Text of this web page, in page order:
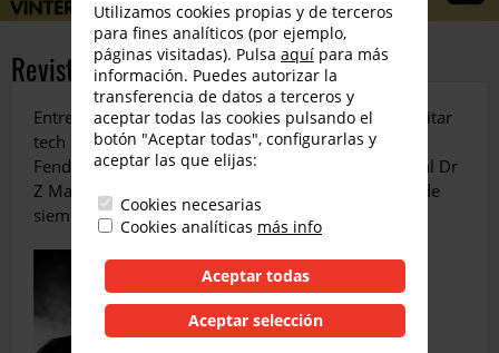
Revista número 57
Entrevistamos a Javier Vargas y a Javier Sánchez, guitar
tech de Fender. Revisamos las nuevas Guild D-40 y
Fender American Pro Jaguar. Le damos una vuelta al Dr
Z Maz 18 y el Mu-Tron III. Más todas las secciones de
siempre. Disfrútalo.
Utilizamos cookies propias y de terceros
para fines analíticos (por ejemplo,
páginas visitadas). Pulsa aquí para más
información. Puedes autorizar la
transferencia de datos a terceros y
aceptar todas las cookies pulsando el
botón "Aceptar todas", configurarlas y
aceptar las que elijas:
Cookies necesarias
Cookies analíticas más info
Aceptar todas
Aceptar selección